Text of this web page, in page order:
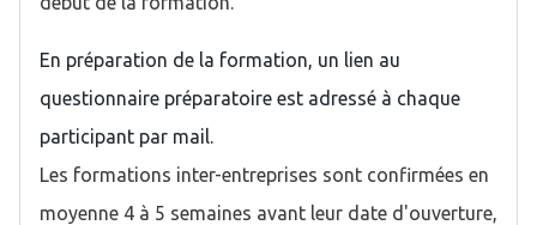
En préparation de la formation, un lien au
questionnaire préparatoire est adressé à chaque
participant par mail.
Les formations inter-entreprises sont confirmées en
moyenne 4 à 5 semaines avant leur date d'ouverture,